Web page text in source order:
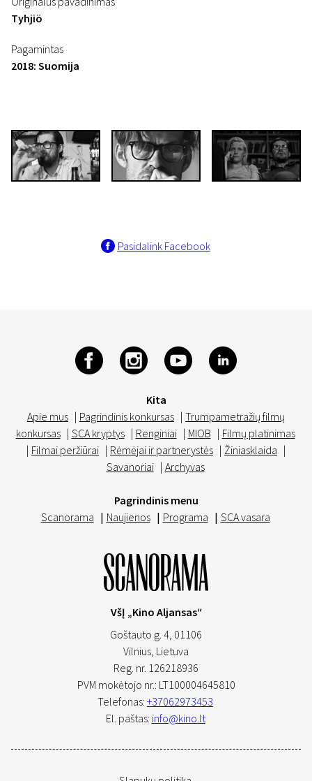
Tyhjiö
Pagamintas
2018: Suomija
Pasidalink Facebook
Kita
Apie mus | Pagrindinis konkursas | Trumpametražių filmų
konkursas | SCA kryptys | Renginiai | MIOB | Filmų platinimas
| Filmai peržiūrai | Rėmėjai ir partnerystės | Žiniasklaida |
Savanoriai | Archyvas
Pagrindinis menu
Scanorama | Naujienos | Programa | SCA vasara
VšĮ „Kino Aljansas“
Goštauto g. 4, 01106
Vilnius, Lietuva
Reg. nr. 126218936
PVM mokėtojo nr.: LT100004645810
Telefonas: +37062973453
El. paštas: info@kino.lt